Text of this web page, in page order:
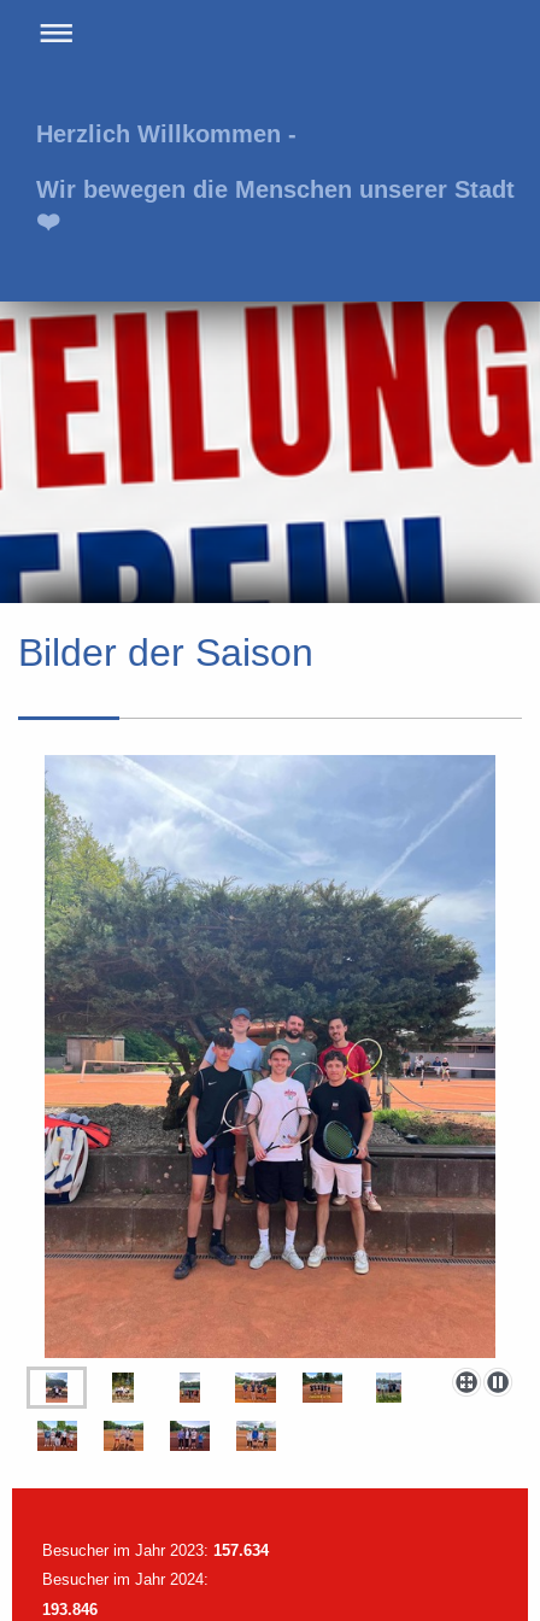
Herzlich Willkommen -
Wir bewegen die Menschen unserer Stadt
❤️
Bilder der Saison
Besucher im Jahr 2023: 157.634
Besucher im Jahr 2024:
193.846